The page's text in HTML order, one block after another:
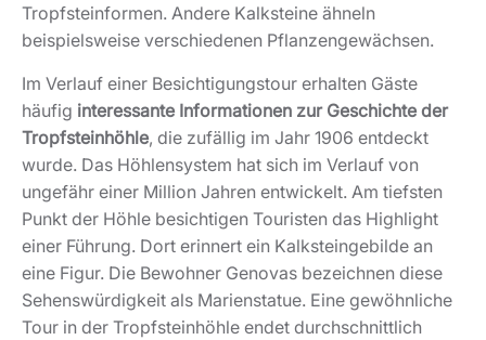
Tropfsteinformen. Andere Kalksteine ähneln
beispielsweise verschiedenen Pflanzengewächsen.
Im Verlauf einer Besichtigungstour erhalten Gäste
häufig interessante Informationen zur Geschichte der
Tropfsteinhöhle, die zufällig im Jahr 1906 entdeckt
wurde. Das Höhlensystem hat sich im Verlauf von
ungefähr einer Million Jahren entwickelt. Am tiefsten
Punkt der Höhle besichtigen Touristen das Highlight
einer Führung. Dort erinnert ein Kalksteingebilde an
eine Figur. Die Bewohner Genovas bezeichnen diese
Sehenswürdigkeit als Marienstatue. Eine gewöhnliche
Tour in der Tropfsteinhöhle endet durchschnittlich